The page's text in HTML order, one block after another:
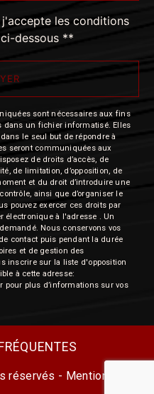
les conditions
dessous **
sont nécessaires aux fins
dans un fichier informatisé. Elles
le seul but de répondre à
seront communiquées aux
de droits d’accès, de
de limitation, d’opposition, de
et du droit d’introduire une
ainsi que d’organiser le
pouvez exercer ces droits par
électronique à l'adresse . Un
Nous conservons vos
contact puis pendant la durée
et de gestion des
inscrire sur la liste d'opposition
à cette adresse:
pour plus d’informations sur vos
réservés - Mentions